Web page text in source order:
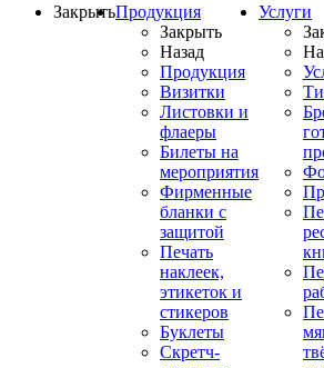
ЗакрытьПродукция
Закрыть
Назад
Продукция
Визитки
Листовки и
флаеры
Билеты на
мероприятия
Фирменные
бланки с
защитой
Печать
наклеек,
этикеток и
стикеров
Буклеты
Скретч-
Услуги